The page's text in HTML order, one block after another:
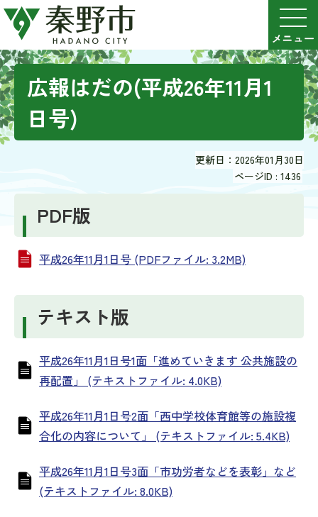
広報はだの(平成26年11月1
日号)
更新日：2026年01月30日
ページID : 1436
PDF版
平成26年11月1日号 (PDFファイル: 3.2MB)
テキスト版
平成26年11月1日号1面「進めていきます 公共施設の
再配置」 (テキストファイル: 4.0KB)
平成26年11月1日号2面「西中学校体育館等の施設複
合化の内容について」 (テキストファイル: 5.4KB)
平成26年11月1日号3面「市功労者などを表彰」など
(テキストファイル: 8.0KB)